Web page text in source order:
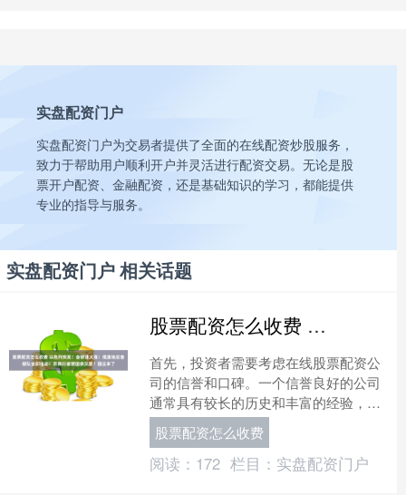
实盘配资门户
实盘配资门户为交易者提供了全面的在线配资炒股服务，
致力于帮助用户顺利开户并灵活进行配资交易。无论是股
票开户配资、金融配资，还是基础知识的学习，都能提供
专业的指导与服务。
实盘配资门户 相关话题
股票配资怎么收费 以色列突发！金银油大涨！俄腹地后备部队全部出动！农商行被禁国债交易？回应来了
首先，投资者需要考虑在线股票配资公
司的信誉和口碑。一个信誉良好的公司
通常具有较长的历史和丰富的经验，可
以提供更加稳定和可靠的服务。可以通
过网络搜索、咨询其他投资....
股票配资怎么收费
阅读： 172 栏目： 实盘配资门户